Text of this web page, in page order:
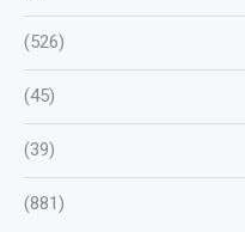
(526)
(45)
(39)
(881)